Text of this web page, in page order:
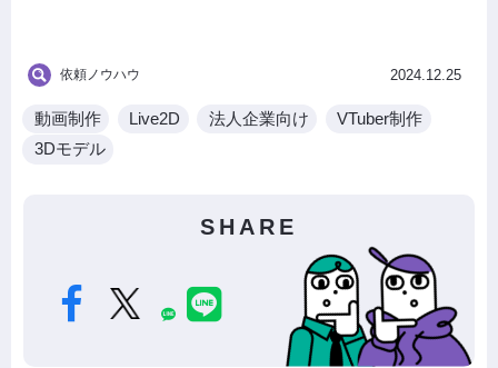
依頼ノウハウ 2024.12.25
動画制作 Live2D 法人企業向け
VTuber制作
3Dモデル
SHARE